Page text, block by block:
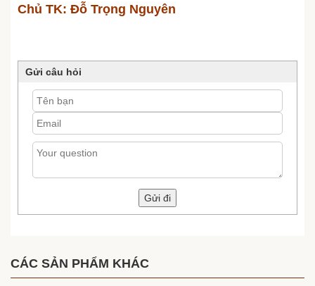
Chủ TK: Đỗ Trọng Nguyên
Gửi câu hỏi
CÁC SẢN PHẨM KHÁC